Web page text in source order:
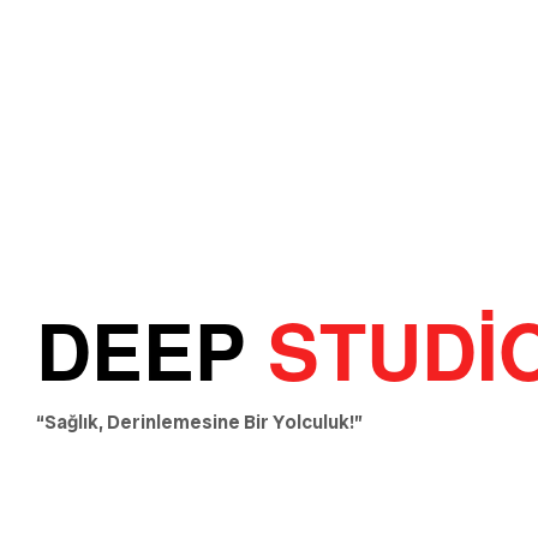
DEEP
“Sağlık, Derinlemesine Bir Yolculuk!”